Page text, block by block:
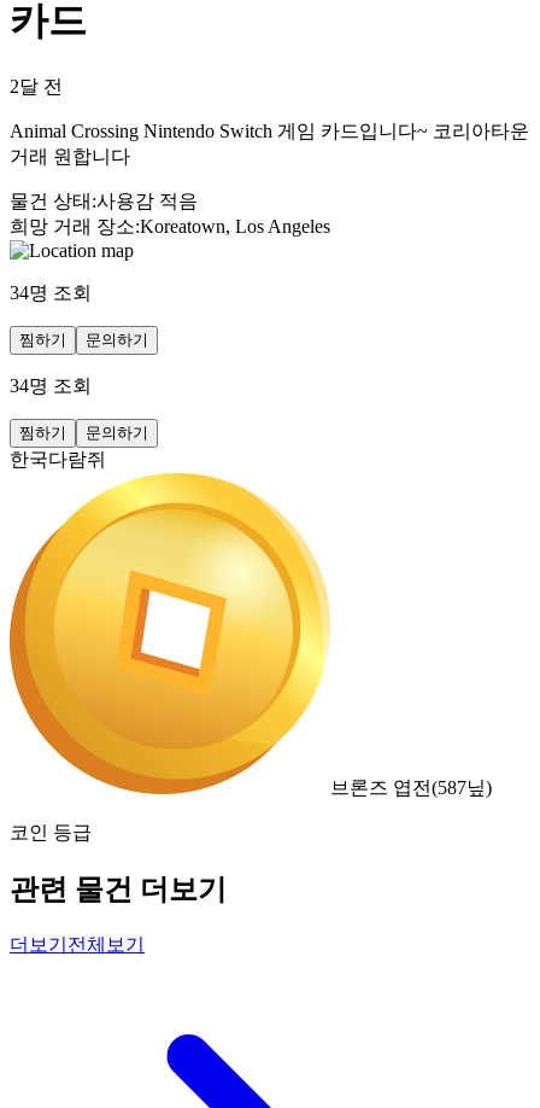
카드
2달 전
Animal Crossing Nintendo Switch 게임 카드입니다~ 코리아타운
거래 원합니다
물건 상태 :사용감 적음
희망 거래 장소:Koreatown, Los Angeles
34명 조회
찜하기 문의하기
34명 조회
찜하기 문의하기
한국다람쥐
브론즈 엽전(587닢)
코인 등급
관련 물건 더보기
더보기 전체보기